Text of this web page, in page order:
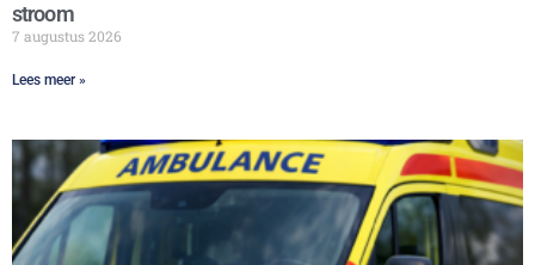
stroom
7 augustus 2026
Lees meer »